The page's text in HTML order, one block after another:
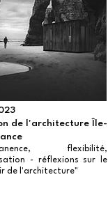
de l'architecture Île-
flexibilité,
- réflexions sur le
de l'architecture"